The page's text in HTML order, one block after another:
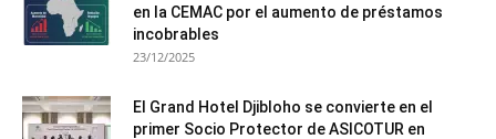
en la CEMAC por el aumento de préstamos
incobrables
23/12/2025
El Grand Hotel Djibloho se convierte en el
primer Socio Protector de ASICOTUR en